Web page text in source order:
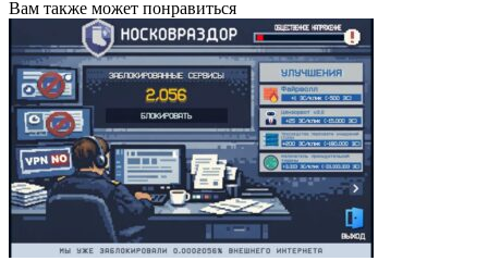
Вам также может понравиться